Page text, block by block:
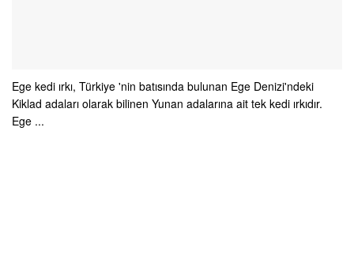
Ege kedi ırkı, Türkiye 'nin batısında bulunan Ege Denizi'ndeki
Kiklad adaları olarak bilinen Yunan adalarına ait tek kedi ırkıdır.
Ege ...